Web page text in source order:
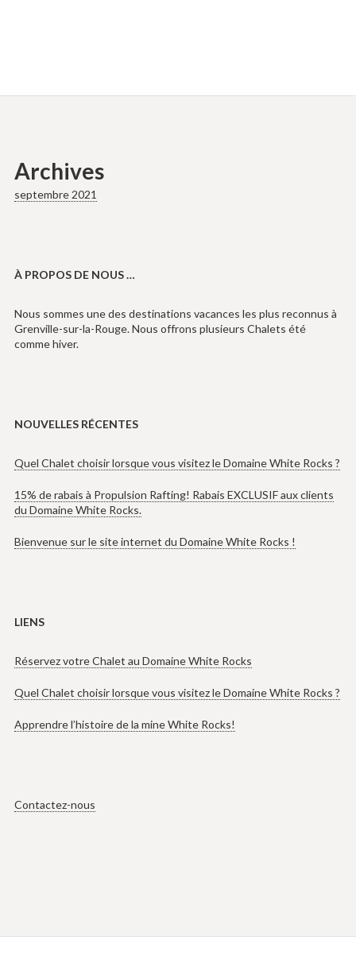
Archives
septembre 2021
À PROPOS DE NOUS …
Nous sommes une des destinations vacances les plus reconnus à
Grenville-sur-la-Rouge. Nous offrons plusieurs Chalets été
comme hiver.
NOUVELLES RÉCENTES
Quel Chalet choisir lorsque vous visitez le Domaine White Rocks ?
15% de rabais à Propulsion Rafting! Rabais EXCLUSIF aux clients
du Domaine White Rocks.
Bienvenue sur le site internet du Domaine White Rocks !
LIENS
Réservez votre Chalet au Domaine White Rocks
Quel Chalet choisir lorsque vous visitez le Domaine White Rocks ?
Apprendre l’histoire de la mine White Rocks!
Contactez-nous